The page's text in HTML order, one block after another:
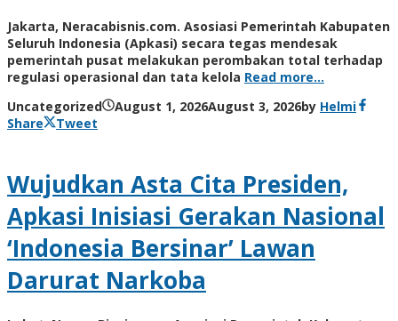
Jakarta, Neracabisnis.com. Asosiasi Pemerintah Kabupaten
Seluruh Indonesia (Apkasi) secara tegas mendesak
pemerintah pusat melakukan perombakan total terhadap
regulasi operasional dan tata kelola Read more…
Uncategorized
August 1, 2026August 3, 2026by Helmi
Share
Tweet
Wujudkan Asta Cita Presiden,
Apkasi Inisiasi Gerakan Nasional
‘Indonesia Bersinar’ Lawan
Darurat Narkoba